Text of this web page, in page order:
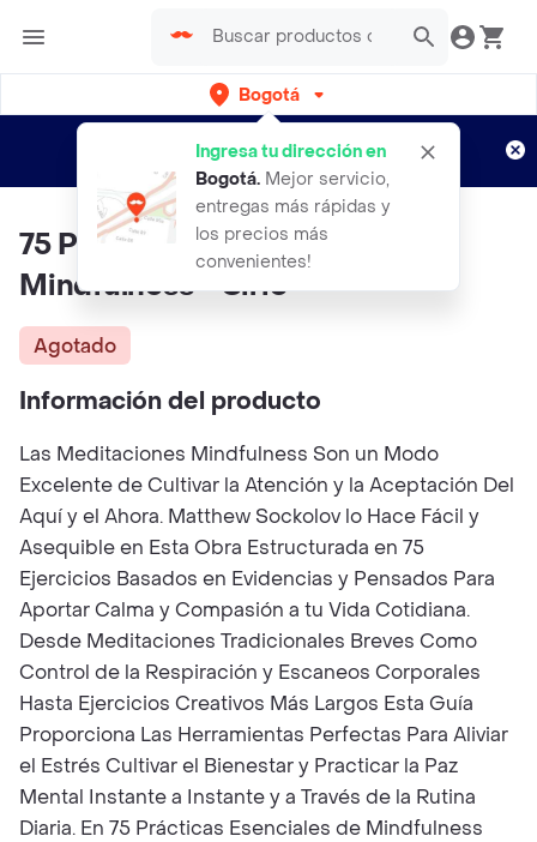
Bogotá
Ingresa tu dirección en
Bogotá. Mejor servicio,
entregas más rápidas y
los precios más
convenientes!
envíos gratis por semanas
Aplican TyC
75 Prácticas Esenciales de
Mindfulness - Sirio
Agotado
Información del producto
Las Meditaciones Mindfulness Son un Modo
Excelente de Cultivar la Atención y la Aceptación Del
Aquí y el Ahora. Matthew Sockolov lo Hace Fácil y
Asequible en Esta Obra Estructurada en 75
Ejercicios Basados en Evidencias y Pensados Para
Aportar Calma y Compasión a tu Vida Cotidiana.
Desde Meditaciones Tradicionales Breves Como
Control de la Respiración y Escaneos Corporales
Hasta Ejercicios Creativos Más Largos Esta Guía
Proporciona Las Herramientas Perfectas Para Aliviar
el Estrés Cultivar el Bienestar y Practicar la Paz
Mental Instante a Instante y a Través de la Rutina
Diaria. En 75 Prácticas Esenciales de Mindfulness